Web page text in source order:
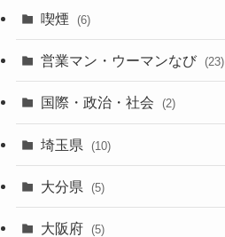
喫煙 (6)
営業マン・ウーマンなび (23)
国際・政治・社会 (2)
埼玉県 (10)
大分県 (5)
大阪府 (5)